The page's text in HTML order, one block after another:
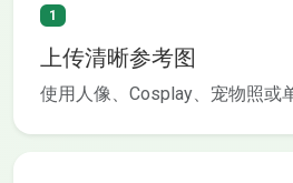
1
上传清晰参考图
使用人像、Cosplay、宠物照或